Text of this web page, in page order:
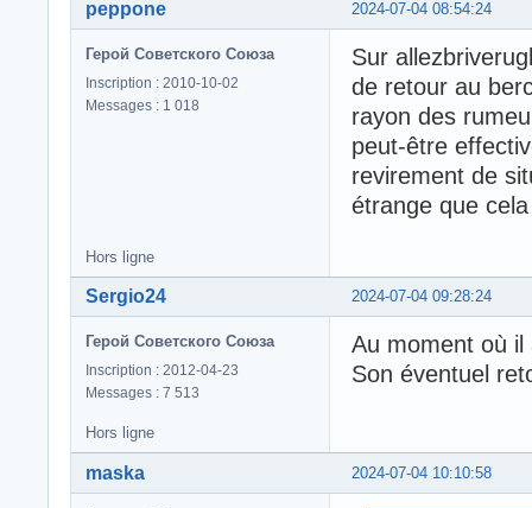
2024-07-04 08:54:24
peppone
Герой Советского Союза
Inscription : 2010-10-02
Messages : 1 018
Sur
de retour au
rayon des
peut-être
revirement de
étrange que cela
Hors ligne
2024-07-04 09:28:24
Sergio24
Герой Советского Союза
Inscription : 2012-04-23
Messages : 7 513
Au moment où
Son éventuel
Hors ligne
2024-07-04 10:10:58
maska